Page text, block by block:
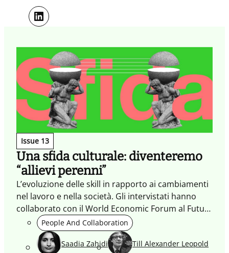
LinkedIn
Issue 13
Una sfida culturale: diventeremo
“allievi perenni”
L’evoluzione delle skill in rapporto ai cambiamenti
nel lavoro e nella società. Gli intervistati hanno
collaborato con il World Economic Forum al Future
of Jobs Report 2018
People And Collaboration
Saadia Zahidi Till Alexander Leopold